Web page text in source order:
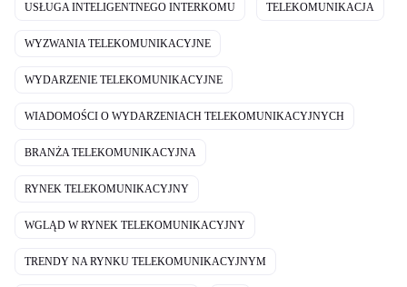
USŁUGA INTELIGENTNEGO INTERKOMU TELEKOMUNIKACJA
WYZWANIA TELEKOMUNIKACYJNE
WYDARZENIE TELEKOMUNIKACYJNE
WIADOMOŚCI O WYDARZENIACH TELEKOMUNIKACYJNYCH
BRANŻA TELEKOMUNIKACYJNA
RYNEK TELEKOMUNIKACYJNY
WGLĄD W RYNEK TELEKOMUNIKACYJNY
TRENDY NA RYNKU TELEKOMUNIKACYJNYM